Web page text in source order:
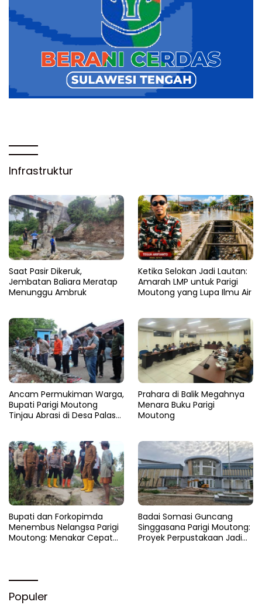
Infrastruktur
Saat Pasir Dikeruk,
Jembatan Baliara Meratap
Menunggu Ambruk
Ketika Selokan Jadi Lautan:
Amarah LMP untuk Parigi
Moutong yang Lupa Ilmu Air
Ancam Permukiman Warga,
Bupati Parigi Moutong
Tinjau Abrasi di Desa Palasa
Prahara di Balik Megahnya
Menara Buku Parigi
Moutong
​Bupati dan Forkopimda
Menembus Nelangsa Parigi
Moutong: Menakar Cepat
Badai Somasi Guncang
Singgasana Parigi Moutong:
Proyek Perpustakaan Jadi
Populer